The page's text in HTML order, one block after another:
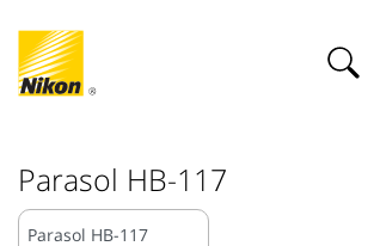
Parasol HB-117